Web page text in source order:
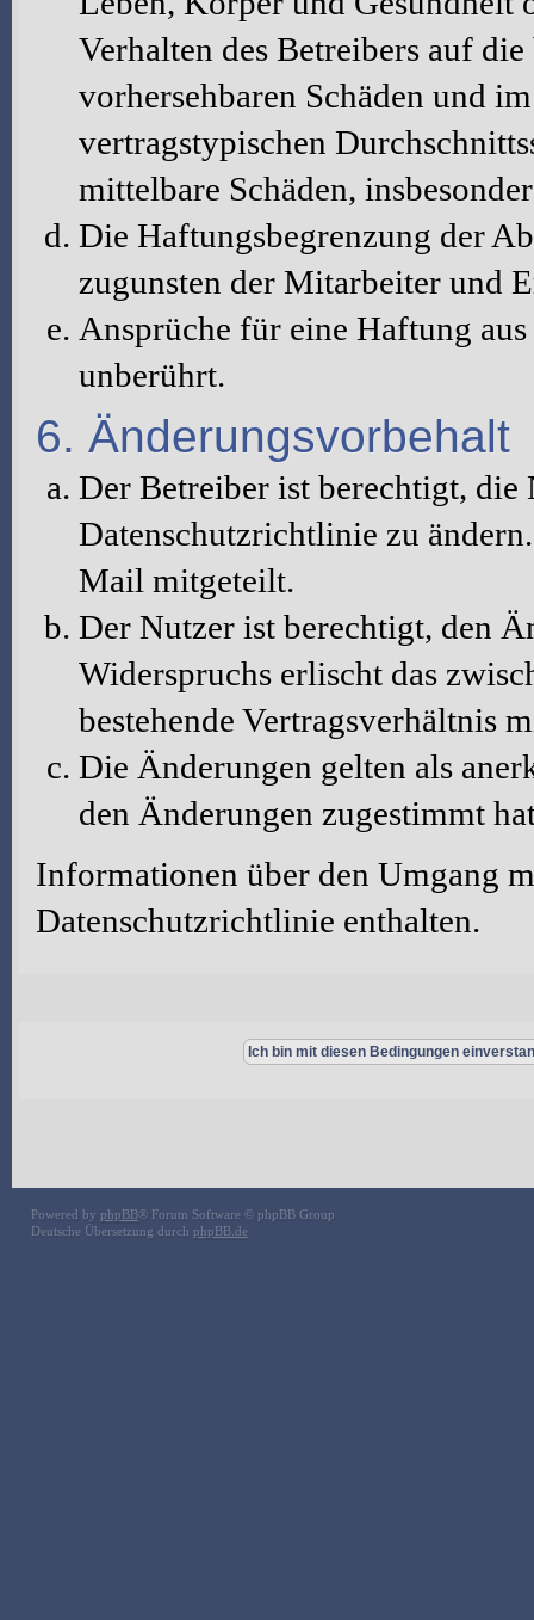
Verhalten des Betreibers auf
vorhersehbaren Schäden und
vertragstypischen
mittelbare Schäden,
Die Haftungsbegrenzung der
zugunsten der Mitarbeiter und
Ansprüche für eine Haftung
unberührt.
6. Änderungsvorbehalt
Der Betreiber ist berechtigt,
Datenschutzrichtlinie zu
Mail mitgeteilt.
Der Nutzer ist berechtigt, den
Widerspruchs erlischt das
bestehende Vertragsverhältnis
Die Änderungen gelten als
den Änderungen zugestimmt
Informationen über den Umgang
Datenschutzrichtlinie enthalten.
Powered by phpBB® Forum Software © phpBB Group
Deutsche Übersetzung durch phpBB.de